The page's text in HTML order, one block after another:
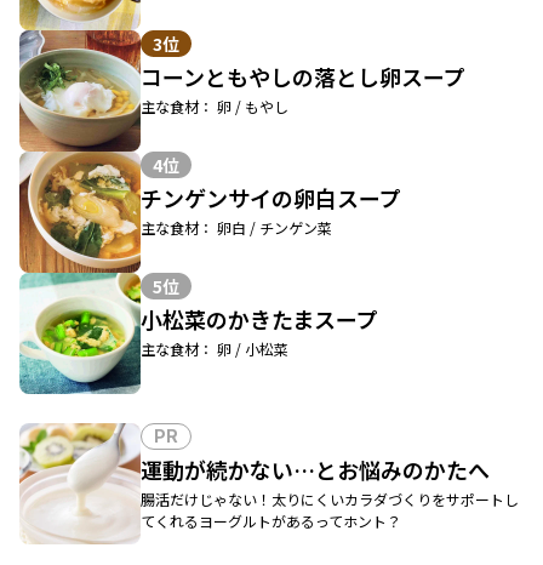
3位
コーンともやしの落とし卵スープ
主な食材： 卵 / もやし
4位
チンゲンサイの卵白スープ
主な食材： 卵白 / チンゲン菜
5位
小松菜のかきたまスープ
主な食材： 卵 / 小松菜
PR
運動が続かない…とお悩みのかたへ
腸活だけじゃない！太りにくいカラダづくりをサポートし
てくれるヨーグルトがあるってホント？